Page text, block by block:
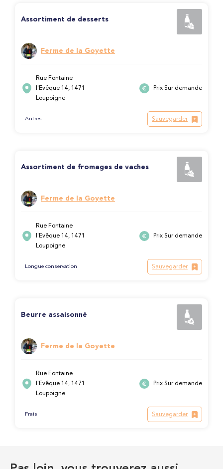
Assortiment de desserts
Ferme de la Goyette
Rue Fontaine
l'Evêque 14, 1471
Loupoigne
Prix Sur demande
Autres Sauvegarder
Assortiment de fromages de vaches
Ferme de la Goyette
Rue Fontaine
l'Evêque 14, 1471
Loupoigne
Prix Sur demande
Longue conservation Sauvegarder
Beurre assaisonné
Ferme de la Goyette
Rue Fontaine
l'Evêque 14, 1471
Loupoigne
Prix Sur demande
Frais Sauvegarder